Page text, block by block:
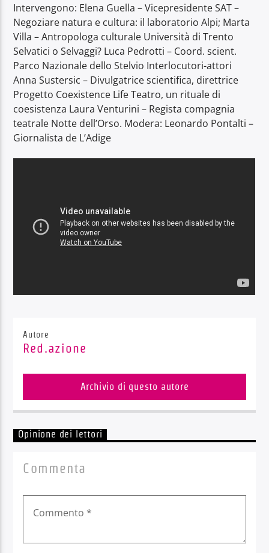
Intervengono: Elena Guella – Vicepresidente SAT –
Negoziare natura e cultura: il laboratorio Alpi; Marta
Villa – Antropologa culturale Università di Trento
Selvatici o Selvaggi? Luca Pedrotti – Coord. scient.
Parco Nazionale dello Stelvio Interlocutori-attori
Anna Sustersic – Divulgatrice scientifica, direttrice
Progetto Coexistence Life Teatro, un rituale di
coesistenza Laura Venturini – Regista compagnia
teatrale Notte dell’Orso. Modera: Leonardo Pontalti –
Giornalista de L’Adige
Autore
Red.azione
Archivio di questo autore
Opinione dei lettori
Commenta